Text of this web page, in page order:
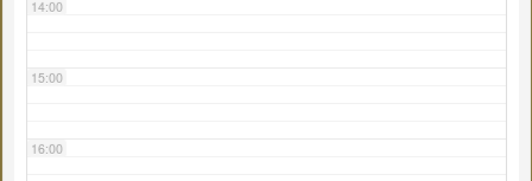
14:00
15:00
16:00